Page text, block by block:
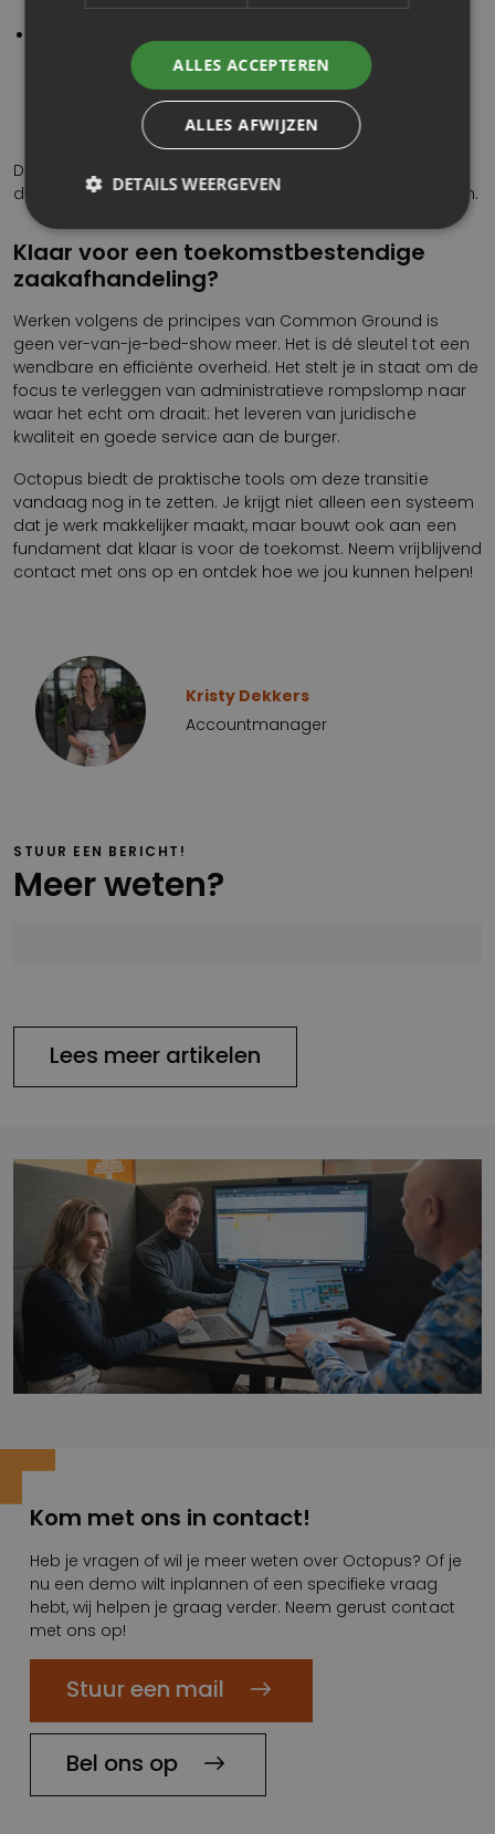
werkt dus vanuit één overzichtelijk scherm.
afgehandeld, wordt het besluit vastgelegd. De status
van de zaak is direct inzichtelijk voor andere
gekoppelde systemen en, indien gewenst, voor de
burger via een portaal.
Dit proces is efficiënter en minder foutgevoelig, omdat
data centraal staat en systemen naadloos samenwerken.
Klaar voor een toekomstbestendige
zaakafhandeling?
Werken volgens de principes van Common Ground is
geen ver-van-je-bed-show meer. Het is dé sleutel tot een
wendbare en efficiënte overheid. Het stelt je in staat om de
focus te verleggen van administratieve rompslomp naar
waar het echt om draait: het leveren van juridische
kwaliteit en goede service aan de burger.
Octopus biedt de praktische tools om deze transitie
vandaag nog in te zetten. Je krijgt niet alleen een systeem
dat je werk makkelijker maakt, maar bouwt ook aan een
fundament dat klaar is voor de toekomst. Neem vrijblijvend
contact met ons op en ontdek hoe we jou kunnen helpen!
Kristy Dekkers
Accountmanager
STUUR EEN BERICHT!
Meer weten?
Lees meer artikelen
Kom met ons in contact!
Heb je vragen of wil je meer weten over Octopus? Of je
nu een demo wilt inplannen of een specifieke vraag
hebt, wij helpen je graag verder. Neem gerust contact
met ons op!
Stuur een mail
Bel ons op
ALLES ACCEPTEREN
ALLES AFWIJZEN
DETAILS WEERGEVEN